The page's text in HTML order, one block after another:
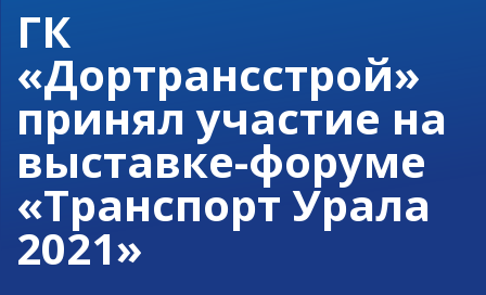
ГК
«Дортрансстрой»
принял участие на
выставке-форуме
«Транспорт Урала
2021»